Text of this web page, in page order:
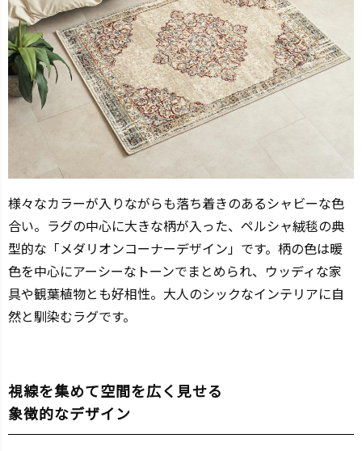
様々なカラーが入りながらも落ち着きのあるシャビーな色
合い。ラグの中心に大きな柄が入った、ペルシャ絨毯の典
型的な「メダリオンコーナーデザイン」です。柄の色は暖
色を中心にアーシーなトーンでまとめられ、ウッディな家
具や観葉植物とも好相性。大人のシックなインテリアに自
然と馴染むラグです。
視線を集めて空間を広く見せる
象徴的なデザイン